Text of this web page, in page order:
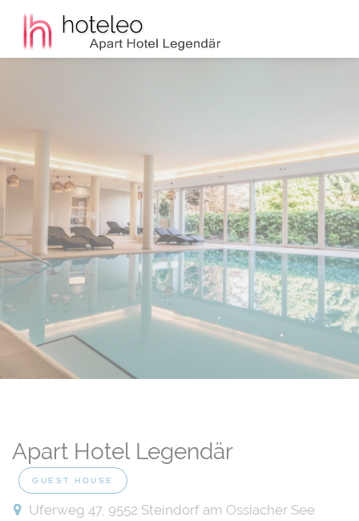
Apart Hotel Legendär
GUEST HOUSE
Uferweg 47, 9552 Steindorf am Ossiacher See